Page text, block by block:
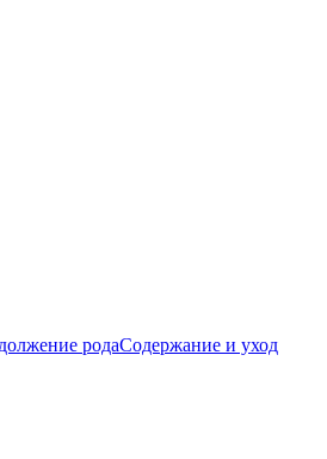
родаСодержание и уход